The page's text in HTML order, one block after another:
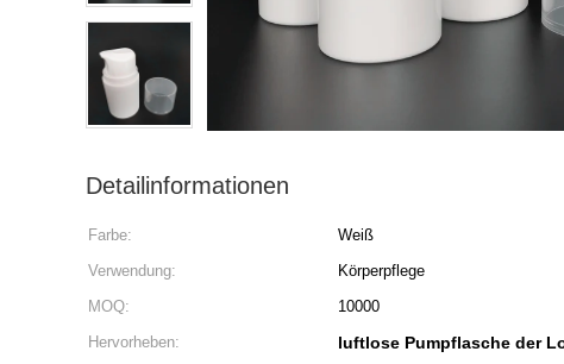
Detailinformationen
Farbe: Weiß
Verwendung:
Körperpflege
MOQ:
10000
Hervorheben:
luftlose Pumpflasche der